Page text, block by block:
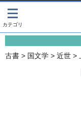
影印資料
書誌学・目録
画像がある商品のみ
古書 > 国文学 > 近世 >